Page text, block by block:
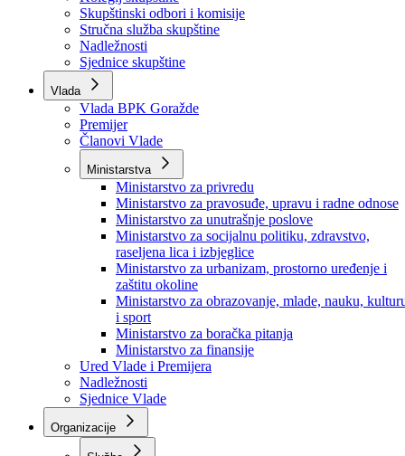
Poslanici po strankama
Poslanici po klubovima naroda
Kolegij skupštine
Skupštinski odbori i komisije
Stručna služba skupštine
Nadležnosti
Sjednice skupštine
Vlada
Vlada BPK Goražde
Premijer
Članovi Vlade
Ministarstva
Ministarstvo za privredu
Ministarstvo za pravosuđe, upravu i radne odnose
Ministarstvo za unutrašnje poslove
Ministarstvo za socijalnu politiku, zdravstvo,
raseljena lica i izbjeglice
Ministarstvo za urbanizam, prostorno uređenje i
zaštitu okoline
Ministarstvo za obrazovanje, mlade, nauku,
i sport
Ministarstvo za boračka pitanja
Ministarstvo za finansije
Ured Vlade i Premijera
Nadležnosti
Sjednice Vlade